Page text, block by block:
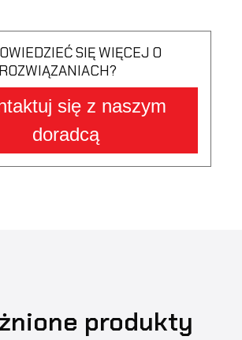
SIĘ WIĘCEJ O
się z naszym
doradcą
produkty